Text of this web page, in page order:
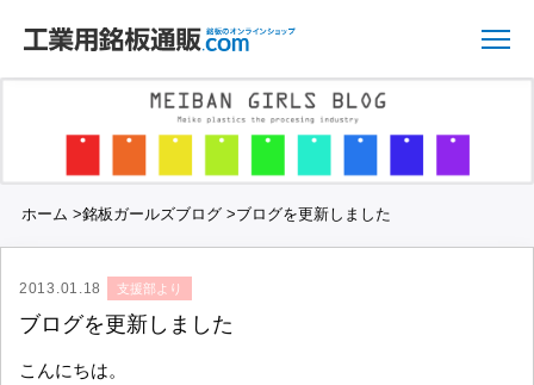
ホーム >銘板ガールズブログ>ブログを更新しました
2013.01.18 支援部より
ブログを更新しました
こんにちは。